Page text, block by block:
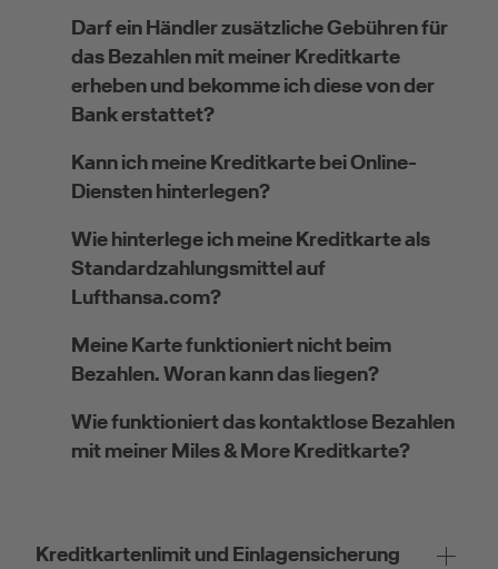
Darf ein Händler zusätzliche Gebühren für
das Bezahlen mit meiner Kreditkarte
erheben und bekomme ich diese von der
Bank erstattet?
Kann ich meine Kreditkarte bei Online-
Diensten hinterlegen?
Wie hinterlege ich meine Kreditkarte als
Standardzahlungsmittel auf
Lufthansa.com?
Meine Karte funktioniert nicht beim
Bezahlen. Woran kann das liegen?
Wie funktioniert das kontaktlose Bezahlen
mit meiner Miles & More Kreditkarte?
Kreditkartenlimit und Einlagensicherung